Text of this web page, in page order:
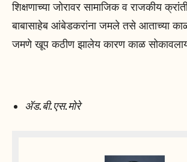
शिक्षणाच्या जोरावर सामाजिक व राजकीय
बाबासाहेब आंबेडकरांना जमले तसे आताच्या
जमणे खूप कठीण झालेय कारण काळ
ॲड.बी.एस.मोरे